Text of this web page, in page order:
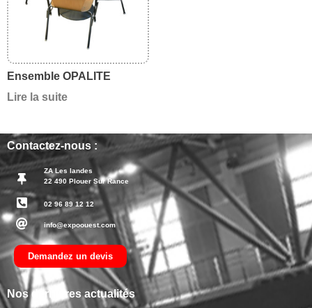
Ensemble OPALITE
Lire la suite
Contactez-nous :
ZA Les landes
22 490 Plouer Sur Rance
02 96 89 12 12
info@expoouest.com
Demandez un devis
Nos dernières actualités